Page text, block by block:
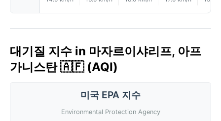
대기질 지수 in 마자르이샤리프, 아프
가니스탄 🇦🇫 (AQI)
미국 EPA 지수
Environmental Protection Agency